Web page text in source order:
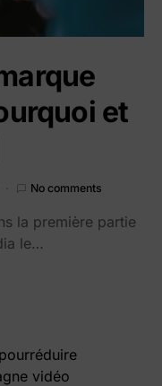
et
No comments
la première partie
le…
vidéo